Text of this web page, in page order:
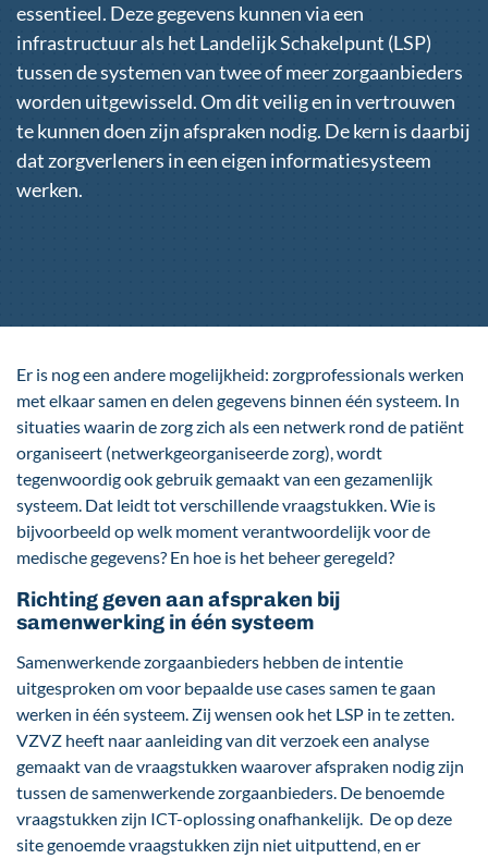
essentieel. Deze gegevens kunnen via een
infrastructuur als het Landelijk Schakelpunt (LSP)
tussen de systemen van twee of meer zorgaanbieders
worden uitgewisseld. Om dit veilig en in vertrouwen
te kunnen doen zijn afspraken nodig. De kern is daarbij
dat zorgverleners in een eigen informatiesysteem
werken.
Er is nog een andere mogelijkheid: zorgprofessionals werken
met elkaar samen en delen gegevens binnen één systeem. In
situaties waarin de zorg zich als een netwerk rond de patiënt
organiseert (netwerkgeorganiseerde zorg), wordt
tegenwoordig ook gebruik gemaakt van een gezamenlijk
systeem. Dat leidt tot verschillende vraagstukken. Wie is
bijvoorbeeld op welk moment verantwoordelijk voor de
medische gegevens? En hoe is het beheer geregeld?
Richting geven aan afspraken bij
samenwerking in één systeem
Samenwerkende zorgaanbieders hebben de intentie
uitgesproken om voor bepaalde use cases samen te gaan
werken in één systeem. Zij wensen ook het LSP in te zetten.
VZVZ heeft naar aanleiding van dit verzoek een analyse
gemaakt van de vraagstukken waarover afspraken nodig zijn
tussen de samenwerkende zorgaanbieders. De benoemde
vraagstukken zijn ICT-oplossing onafhankelijk. De op deze
site genoemde vraagstukken zijn niet uitputtend, en er